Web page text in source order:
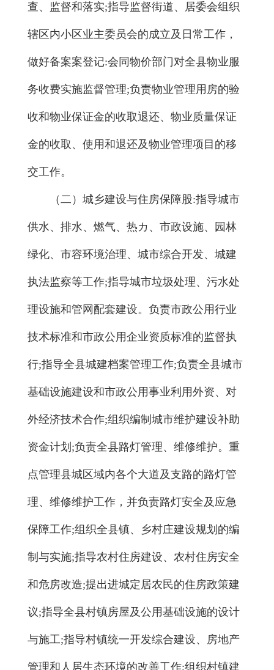
查、监督和落实;指导监督街道、居委会组织
辖区内小区业主委员会的成立及日常工作，
做好备案案登记:会同物价部门对全县物业服
务收费实施监督管理;负责物业管理用房的验
收和物业保证金的收取退还、物业质量保证
金的收取、使用和退还及物业管理项目的移
交工作。
（二）城乡建设与住房保障股:指导城市
供水、排水、燃气、热カ、市政设施、园林
绿化、市容环境治理、城市综合开发、城建
执法监察等工作;指导城市垃圾处理、污水处
理设施和管网配套建设。负责市政公用行业
技术标准和市政公用企业资质标准的监督执
行;指导全县城建档案管理工作;负责全县城市
基础设施建设和市政公用事业利用外资、对
外经济技术合作;组织编制城市维护建设补助
资金计划;负责全县路灯管理、维修维护。重
点管理县城区域内各个大道及支路的路灯管
理、维修维护工作，并负责路灯安全及应急
保障工作;组织全县镇、乡村庄建设规划的编
制与实施;指导农村住房建设、农村住房安全
和危房改造;提出进城定居农民的住房政策建
议;指导全县村镇房屋及公用基础设施的设计
与施工;指导村镇统一开发综合建设、房地产
管理和人居生态环境的改善工作;组织村镇建